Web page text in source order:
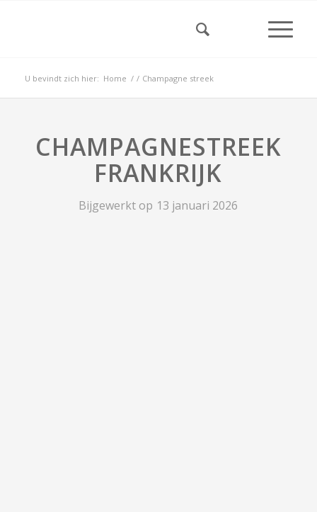
U bevindt zich hier: Home / / Champagne streek
CHAMPAGNESTREEK
FRANKRIJK
Bijgewerkt op 13 januari 2026